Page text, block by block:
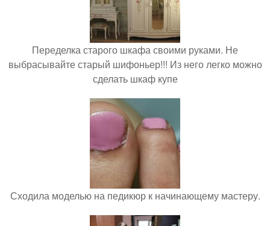
Переделка старого шкафа своими руками. Не
выбрасывайте старый шифоньер!!! Из него легко можно
сделать шкаф купе
Сходила моделью на педикюр к начинающему мастеру.